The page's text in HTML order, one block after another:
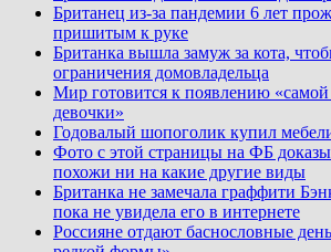
Британец из-за пандемии 6 лет
пришитым к руке
Британка вышла замуж за кота,
ограничения домовладельца
Мир готовится к появлению
девочки»
Годовалый шопоголик купил
Фото с этой страницы на ФБ
похожи ни на какие другие виды
Британка не замечала граффити
пока не увидела его в интернете
Россияне отдают баснословные